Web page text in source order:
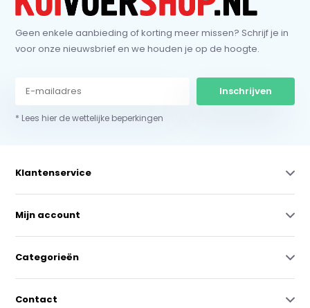
Geen enkele aanbieding of korting meer missen? Schrijf je in
voor onze nieuwsbrief en we houden je op de hoogte.
Inschrijven
* Lees hier de wettelijke beperkingen
Klantenservice
Mijn account
Categorieën
Contact